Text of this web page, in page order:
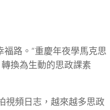
路。”重慶年夜學馬克思
換為生動的思政課素
視頻日志，越來越多思政